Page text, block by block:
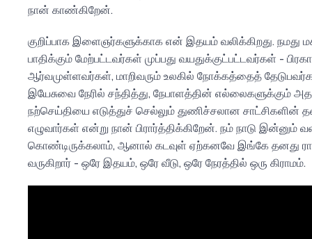
நான் காண்கிறேன்.
குறிப்பாக இளைஞர்களுக்காக என் இதயம் வலிக்கிறது.
பாதிக்கும் மேற்பட்டவர்கள் முப்பது வயதுக்குட்பட்டவர்கள் -
ஆர்வமுள்ளவர்கள், மாறிவரும் உலகில் நோக்கத்தைத்
இயேசுவை நேரில் சந்தித்து, நேபாளத்தின் எல்லைகளுக்கும்
நற்செய்தியை எடுத்துச் செல்லும் துணிச்சலான சாட்சிகளின்
எழுவார்கள் என்று நான் பிரார்த்திக்கிறேன். நம் நாடு இன்னும்
கொண்டிருக்கலாம், ஆனால் கடவுள் ஏற்கனவே இங்கே தனது
வருகிறார் - ஒரே இதயம், ஒரே வீடு, ஒரே நேரத்தில் ஒரு கிராமம்.